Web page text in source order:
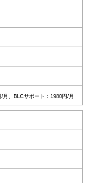
月、BLCサポート：1980円/月